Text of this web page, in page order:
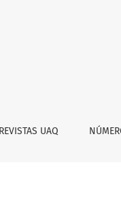
para lectores/as
UAQ
El actual es: